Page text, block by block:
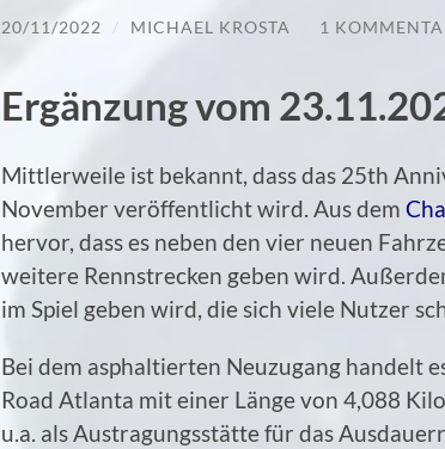
20/11/2022 / MICHAEL KROSTA 1
Ergänzung vom
Mittlerweile ist bekannt, dass das 25th
November veröffentlicht wird. Aus dem
hervor, dass es neben den vier neuen
weitere Rennstrecken geben wird.
im Spiel geben wird, die sich viele Nutzer
Bei dem asphaltierten Neuzugang handelt
Road Atlanta mit einer Länge von 4,088
u.a. als Austragungsstätte für das